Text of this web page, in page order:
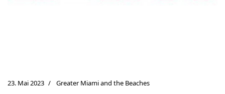
23. Mai 2023 Greater Miami and the Beaches